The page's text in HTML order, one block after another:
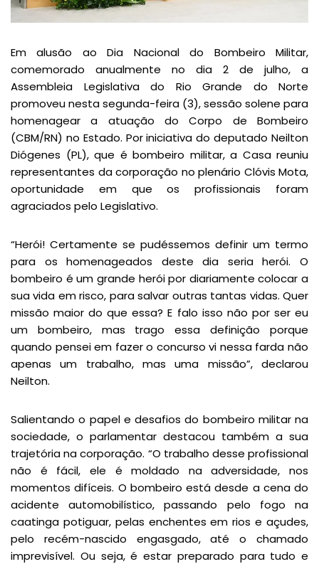
Em alusão ao Dia Nacional do Bombeiro Militar,
comemorado anualmente no dia 2 de julho, a
Assembleia Legislativa do Rio Grande do Norte
promoveu nesta segunda-feira (3), sessão solene para
homenagear a atuação do Corpo de Bombeiro
(CBM/RN) no Estado. Por iniciativa do deputado Neilton
Diógenes (PL), que é bombeiro militar, a Casa reuniu
representantes da corporação no plenário Clóvis Mota,
oportunidade em que os profissionais foram
agraciados pelo Legislativo.
“Herói! Certamente se pudéssemos definir um termo
para os homenageados deste dia seria herói. O
bombeiro é um grande herói por diariamente colocar a
sua vida em risco, para salvar outras tantas vidas. Quer
missão maior do que essa? E falo isso não por ser eu
um bombeiro, mas trago essa definição porque
quando pensei em fazer o concurso vi nessa farda não
apenas um trabalho, mas uma missão”, declarou
Neilton.
Salientando o papel e desafios do bombeiro militar na
sociedade, o parlamentar destacou também a sua
trajetória na corporação. “O trabalho desse profissional
não é fácil, ele é moldado na adversidade, nos
momentos difíceis. O bombeiro está desde a cena do
acidente automobilístico, passando pelo fogo na
caatinga potiguar, pelas enchentes em rios e açudes,
pelo recém-nascido engasgado, até o chamado
imprevisível. Ou seja, é estar preparado para tudo e